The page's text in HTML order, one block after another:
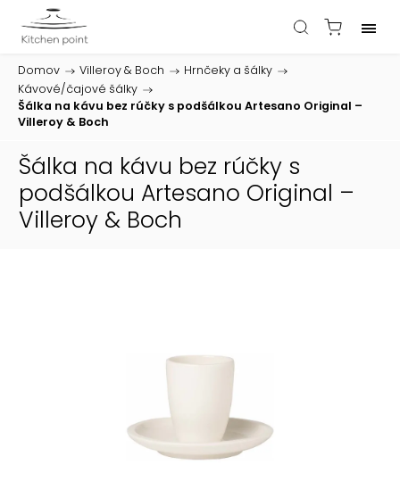
Domov / Villeroy & Boch / Hrnčeky a šálky /
Kávové/čajové šálky /
Šálka na kávu bez rúčky s podšálkou Artesano Original –
Villeroy & Boch
Šálka na kávu bez rúčky s
podšálkou Artesano Original –
Villeroy & Boch